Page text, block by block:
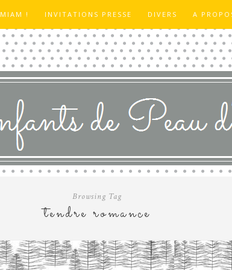
MIAM ! INVITATIONS PRESSE DIVERS A
Browsing Tag
tendre romance